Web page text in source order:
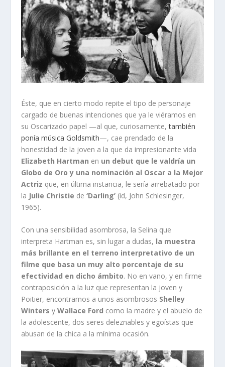
Éste, que en cierto modo repite el tipo de personaje
cargado de buenas intenciones que ya le viéramos en
su Oscarizado papel —al que, curiosamente,también
ponía música Goldsmith—, cae prendado de la
honestidad de la joven a la que da impresionante vida
Elizabeth Hartman en un debut que le valdría un
Globo de Oro y una nominación al Oscar a la Mejor
Actriz que, en última instancia, le sería arrebatado por
la Julie Christie de‘Darling’ (id, John Schlesinger,
1965).
Con una sensibilidad asombrosa, la Selina que
interpreta Hartman es, sin lugar a dudas, la muestra
más brillante en el terreno interpretativo de un
filme que basa un muy alto porcentaje de su
efectividad en dicho ámbito. No en vano, y en firme
contraposición a la luz que representan la joven y
Poitier, encontramos a unos asombrosos Shelley
Winters yWallace Ford como la madre y el abuelo de
la adolescente, dos seres deleznables y egoístas que
abusan de la chica a la mínima ocasión.